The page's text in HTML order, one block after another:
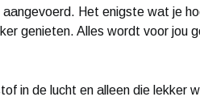
Het enigste wat je
genieten. Alles wordt voor jou
in de lucht en alleen die lekker